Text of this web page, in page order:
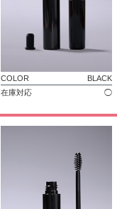
COLOR
BLACK
在庫対応
◯